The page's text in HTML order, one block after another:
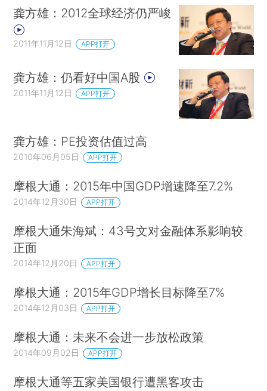
龚方雄：2012全球经济仍严峻
2011年11月12日 APP打开
龚方雄：仍看好中国A股
2011年11月12日 APP打开
龚方雄：PE投资估值过高
2010年06月05日 APP打开
摩根大通：2015年中国GDP增速降至7.2%
2014年12月30日 APP打开
摩根大通朱海斌：43号文对金融体系影响较
正面
2014年12月20日 APP打开
摩根大通：2015年GDP增长目标降至7%
2014年12月03日 APP打开
摩根大通：未来不会进一步放松政策
2014年09月02日 APP打开
摩根大通等五家美国银行遭黑客攻击